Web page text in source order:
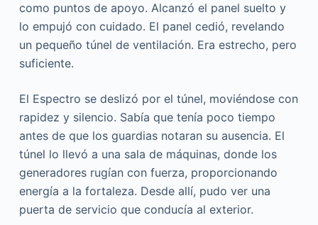
como puntos de apoyo. Alcanzó el panel suelto y
lo empujó con cuidado. El panel cedió, revelando
un pequeño túnel de ventilación. Era estrecho, pero
suficiente.
El Espectro se deslizó por el túnel, moviéndose con
rapidez y silencio. Sabía que tenía poco tiempo
antes de que los guardias notaran su ausencia. El
túnel lo llevó a una sala de máquinas, donde los
generadores rugían con fuerza, proporcionando
energía a la fortaleza. Desde allí, pudo ver una
puerta de servicio que conducía al exterior.